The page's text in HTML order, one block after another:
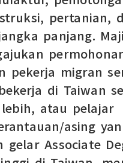
pertanian,
panjang.
pekerja migran
di Taiwan
atau pelajar
asing
gelar Associate